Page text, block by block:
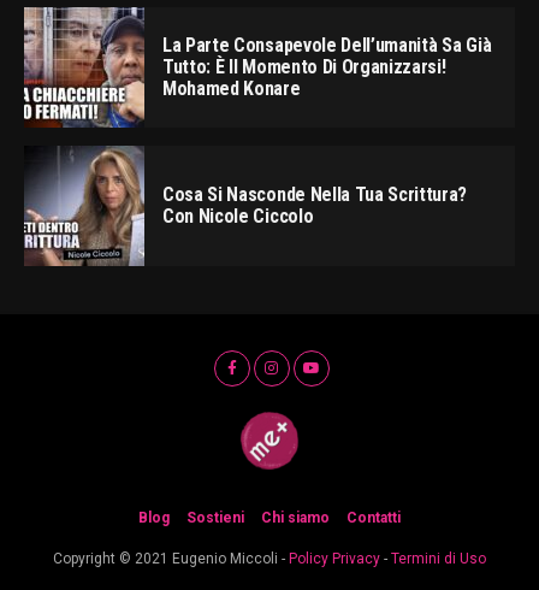
La Parte Consapevole Dell’umanità Sa Già
Tutto: È Il Momento Di Organizzarsi!
Mohamed Konare
Cosa Si Nasconde Nella Tua Scrittura?
Con Nicole Ciccolo
Blog Sostieni Chi siamo Contatti
Copyright © 2021 Eugenio Miccoli - Policy Privacy - Termini di Uso